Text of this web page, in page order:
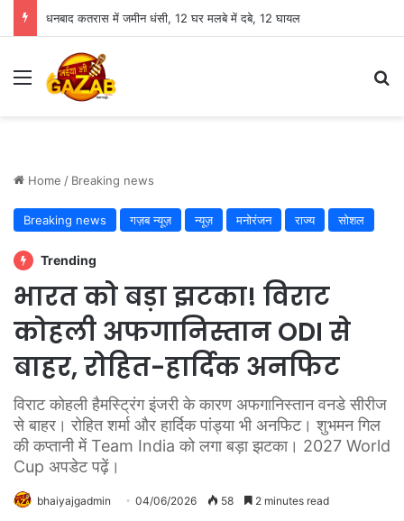
धनबाद कतरास में जमीन धंसी, 12 घर मलबे में दबे, 12 घायल
Menu
Home / Breaking news
Breaking news गज़ब न्यूज़ न्यूज़ मनोरंजन राज्य सोशल
Trending
भारत को बड़ा झटका! विराट
कोहली अफगानिस्तान ODI से
बाहर, रोहित-हार्दिक अनफिट
विराट कोहली हैमस्ट्रिंग इंजरी के कारण अफगानिस्तान वनडे सीरीज
से बाहर। रोहित शर्मा और हार्दिक पांड्या भी अनफिट। शुभमन गिल
की कप्तानी में Team India को लगा बड़ा झटका। 2027 World
Cup अपडेट पढ़ें।
bhaiyajgadmin 04/06/2026 58 2 minutes read